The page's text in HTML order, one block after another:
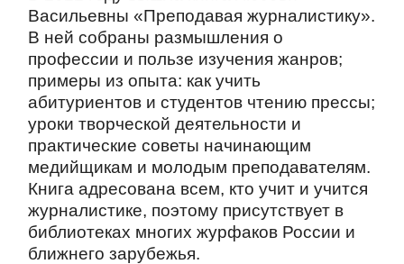
Васильевны «Преподавая журналистику».
В ней собраны размышления о
профессии и пользе изучения жанров;
примеры из опыта: как учить
абитуриентов и студентов чтению прессы;
уроки творческой деятельности и
практические советы начинающим
медийщикам и молодым преподавателям.
Книга адресована всем, кто учит и учится
журналистике, поэтому присутствует в
библиотеках многих журфаков России и
ближнего зарубежья.